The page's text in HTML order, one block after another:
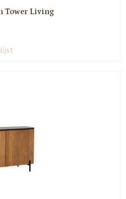
Tower Living